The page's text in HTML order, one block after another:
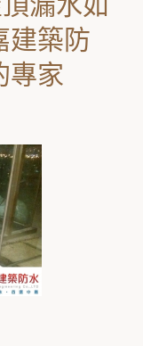
建築防
專家